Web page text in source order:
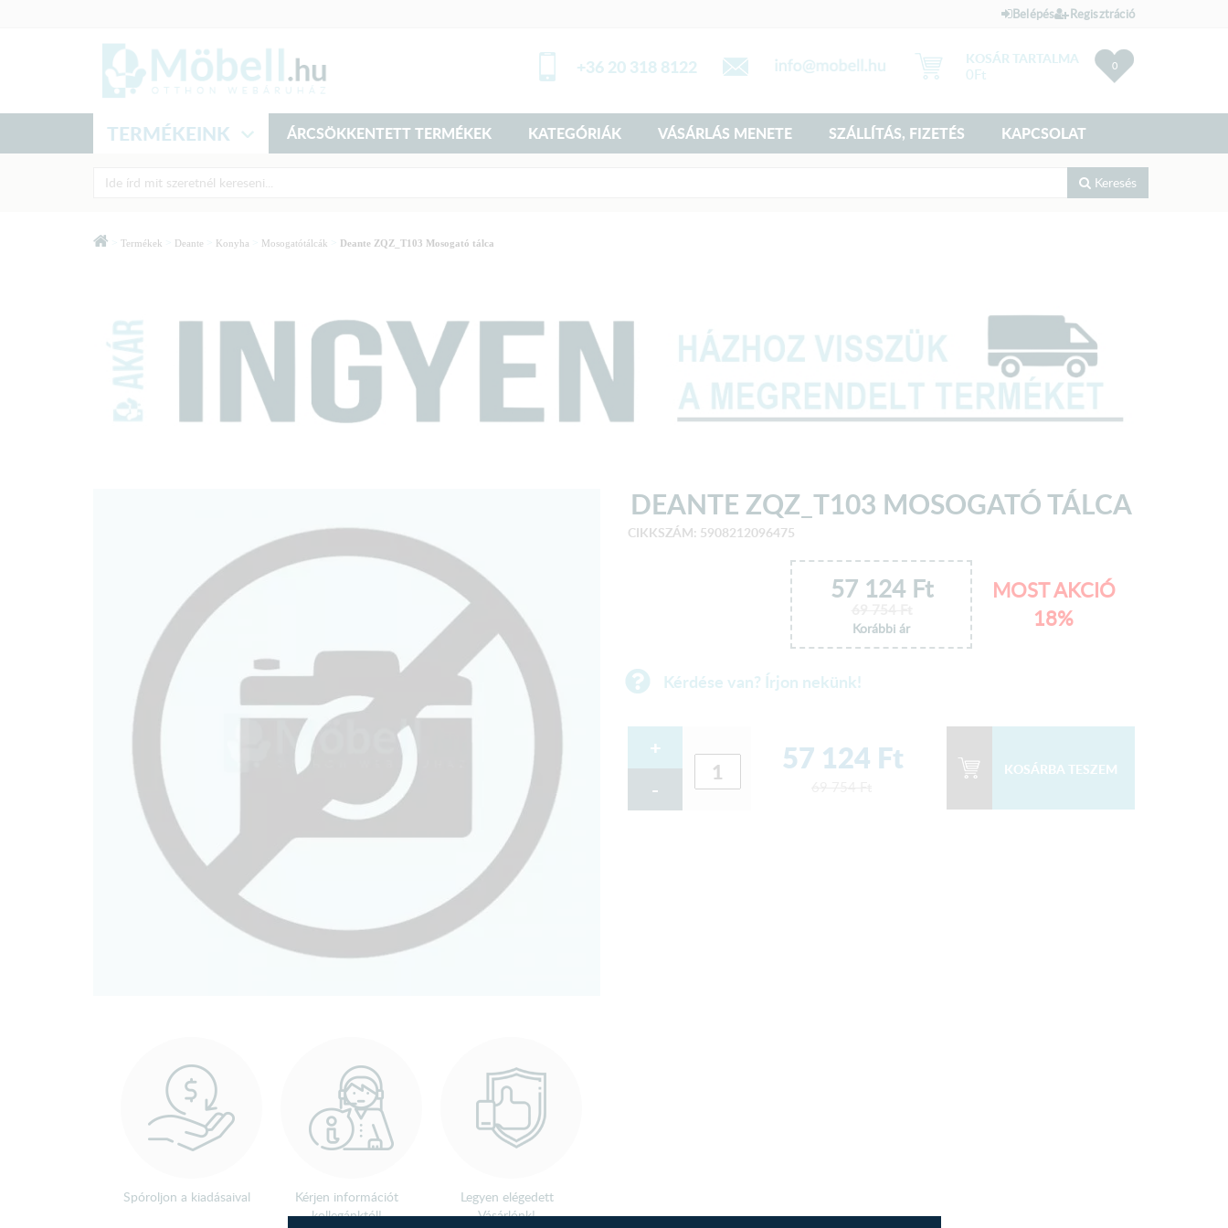
Belépés Regisztráció
0
KOSÁR TARTALMA
0Ft
+36 20 318 8122
TERMÉKEINK ÁRCSÖKKENTETT TERMÉKEK KATEGÓRIÁK VÁSÁRLÁS MENETE SZÁLLÍTÁS, FIZETÉS KAPCSOLAT
Keresés
Termékek Deante Konyha Mosogatótálcák Deante ZQZ_T103 Mosogató tálca
Spóroljon a kiadásaival
Kérjen információt
kollegánktól!
Legyen elégedett
Vásárlónk!
DEANTE ZQZ_T103 MOSOGATÓ TÁLCA
CIKKSZÁM: 5908212096475
57 124Ft
Korábbi ár
MOST AKCIÓ
18%
Kérdése van? Írjon nekünk!
+
-
57 124 Ft